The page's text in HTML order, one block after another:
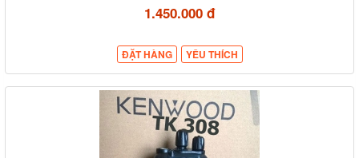
1.450.000 đ
ĐẶT HÀNG YÊU THÍCH